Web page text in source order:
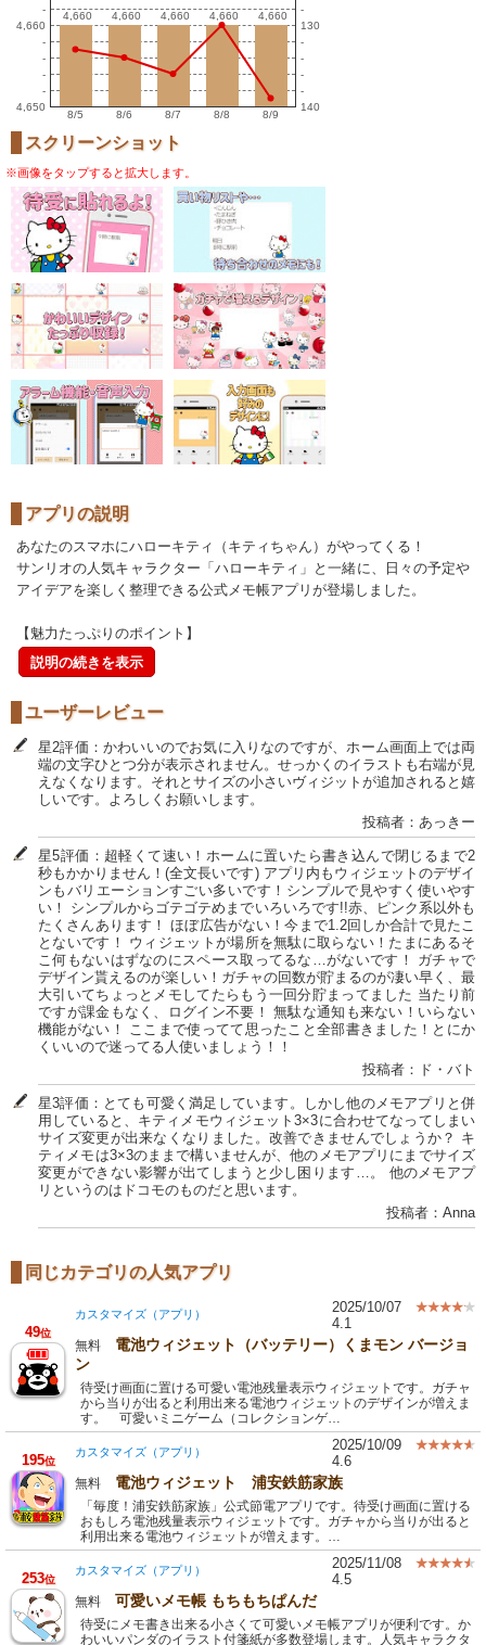
-
4,660
-
-
-
-
4,650
4,660
4,660 4,660
4,660 4,660
4,660 4,660
4,660 4,660
4,660
8/5 8/6 8/7 8/8 8/9
-
130
-
-
-
-
140
スクリーンショット
※画像をタップすると拡大します。
アプリの説明
あなたのスマホにハローキティ（キティちゃん）がやってくる！
サンリオの人気キャラクター「ハローキティ」と一緒に、日々の予定や
アイデアを楽しく整理できる公式メモ帳アプリが登場しました。
【魅力たっぷりのポイント】
説明の続きを表示
ユーザーレビュー
星2評価：かわいいのでお気に入りなのですが、ホーム画面上では両
端の文字ひとつ分が表示されません。せっかくのイラストも右端が見
えなくなります。それとサイズの小さいヴィジットが追加されると嬉
しいです。よろしくお願いします。
投稿者：あっきー
星5評価：超軽くて速い！ホームに置いたら書き込んで閉じるまで2
秒もかかりません！(全文長いです) アプリ内もウィジェットのデザイ
ンもバリエーションすごい多いです！シンプルで見やすく使いやす
い！ シンプルからゴテゴテめまでいろいろです!!赤、ピンク系以外も
たくさんあります！ ほぼ広告がない！今まで1.2回しか合計で見たこ
とないです！ ウィジェットが場所を無駄に取らない！たまにあるそ
こ何もないはずなのにスペース取ってるな…がないです！ ガチャで
デザイン貰えるのが楽しい！ガチャの回数が貯まるのが凄い早く、最
大引いてちょっとメモしてたらもう一回分貯まってました 当たり前
ですが課金もなく、ログイン不要！ 無駄な通知も来ない！いらない
機能がない！ ここまで使ってて思ったこと全部書きました！とにか
くいいので迷ってる人使いましょう！！
投稿者：ド・バト
星3評価：とても可愛く満足しています。しかし他のメモアプリと併
用していると、キティメモウィジェット3×3に合わせてなってしまい
サイズ変更が出来なくなりました。改善できませんでしょうか？ キ
ティメモは3×3のままで構いませんが、他のメモアプリにまでサイズ
変更ができない影響が出てしまうと少し困ります…。 他のメモアプ
リというのはドコモのものだと思います。
投稿者：Anna
同じカテゴリの人気アプリ
49位
カスタマイズ（アプリ）
2025/10/07
4.1
無料
電池ウィジェット（バッテリー）くまモン バージョ
ン
待受け画面に置ける可愛い電池残量表示ウィジェットです。ガチャ
から当りが出ると利用出来る電池ウィジェットのデザインが増えま
す。 可愛いミニゲーム（コレクションゲ…
195位
カスタマイズ（アプリ）
2025/10/09
4.6
無料 電池ウィジェット 浦安鉄筋家族
「毎度！浦安鉄筋家族」公式節電アプリです。待受け画面に置ける
おもしろ電池残量表示ウィジェットです。ガチャから当りが出ると
利用出来る電池ウィジェットが増えます。…
253位
カスタマイズ（アプリ）
2025/11/08
4.5
無料 可愛いメモ帳 もちもちぱんだ
待受にメモ書き出来る小さくて可愛いメモ帳アプリが便利です。か
わいいパンダのイラスト付箋紙が多数登場します。人気キャラクタ